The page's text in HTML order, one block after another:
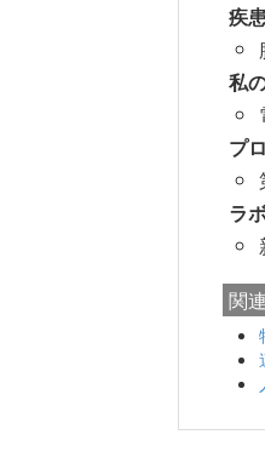
疾
私
プ
ラ
関